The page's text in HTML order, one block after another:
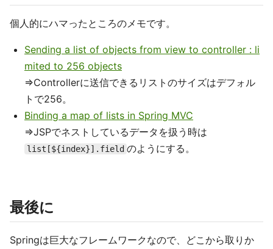
個人的にハマったところのメモです。
Sending a list of objects from view to controller : li
mited to 256 objects
⇒Controllerに送信できるリストのサイズはデフォル
トで256。
Binding a map of lists in Spring MVC
⇒JSPでネストしているデータを扱う時は
list[${index}].field のようにする。
最後に
Springは巨大なフレームワークなので、どこから取りか